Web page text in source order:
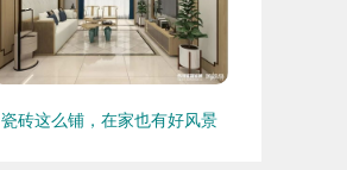
瓷砖这么铺，在家也有好风景